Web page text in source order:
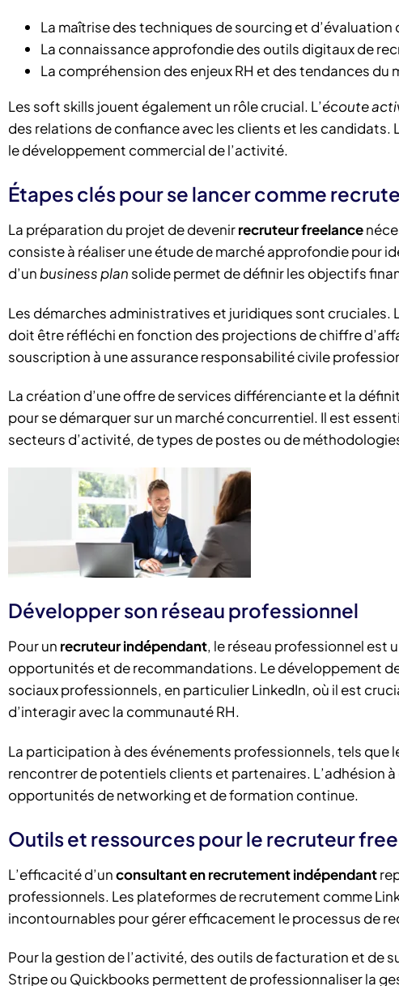
La maîtrise des techniques de sourcing et
La connaissance approfondie des outils digitaux de
La compréhension des enjeux RH et des tendances du
Les soft skills jouent également un rôle crucial. L’écoute
des relations de confiance avec les clients et les candidats.
le développement commercial de l’activité.
Étapes clés pour se lancer comme
La préparation du projet de devenirrecruteur freelance
consiste à réaliser une étude de marché approfondie pour
d’unbusiness plan solide permet de définir les objectifs
Les démarches administratives et juridiques sont cruciales.
doit être réfléchi en fonction des projections de chiffre
souscription à une assurance responsabilité civile
La création d’une offre de services différenciante et la
pour se démarquer sur un marché concurrentiel. Il est
secteurs d’activité, de types de postes ou de
Développer son réseau professionnel
Pour un recruteur indépendant, le réseau professionnel est
opportunités et de recommandations. Le développement
sociaux professionnels, en particulier LinkedIn, où il est
d’interagir avec la communauté RH.
La participation à des événements professionnels, tels que
rencontrer de potentiels clients et partenaires. L’adhésion
opportunités de networking et de formation continue.
Outils et ressources pour le recruteur
L’efficacité d’unconsultant en recrutement indépendant
professionnels. Les plateformes de recrutement comme
incontournables pour gérer efficacement le processus de
Pour la gestion de l’activité, des outils de facturation et de
Stripe ou Quickbooks permettent de professionnaliser la